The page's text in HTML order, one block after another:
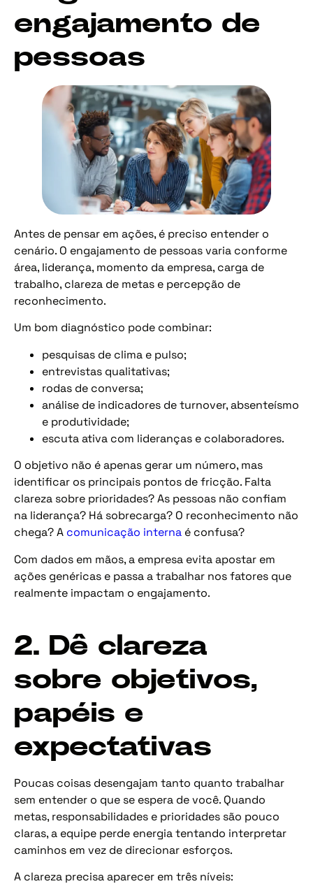
engajamento de
pessoas
Antes de pensar em ações, é preciso entender o
cenário. O engajamento de pessoas varia conforme
área, liderança, momento da empresa, carga de
trabalho, clareza de metas e percepção de
reconhecimento.
Um bom diagnóstico pode combinar:
pesquisas de clima e pulso;
entrevistas qualitativas;
rodas de conversa;
análise de indicadores de turnover, absenteísmo
e produtividade;
escuta ativa com lideranças e colaboradores.
O objetivo não é apenas gerar um número, mas
identificar os principais pontos de fricção. Falta
clareza sobre prioridades? As pessoas não confiam
na liderança? Há sobrecarga? O reconhecimento não
chega? A comunicação interna é confusa?
Com dados em mãos, a empresa evita apostar em
ações genéricas e passa a trabalhar nos fatores que
realmente impactam o engajamento.
2. Dê clareza
sobre objetivos,
papéis e
expectativas
Poucas coisas desengajam tanto quanto trabalhar
sem entender o que se espera de você. Quando
metas, responsabilidades e prioridades são pouco
claras, a equipe perde energia tentando interpretar
caminhos em vez de direcionar esforços.
A clareza precisa aparecer em três níveis: